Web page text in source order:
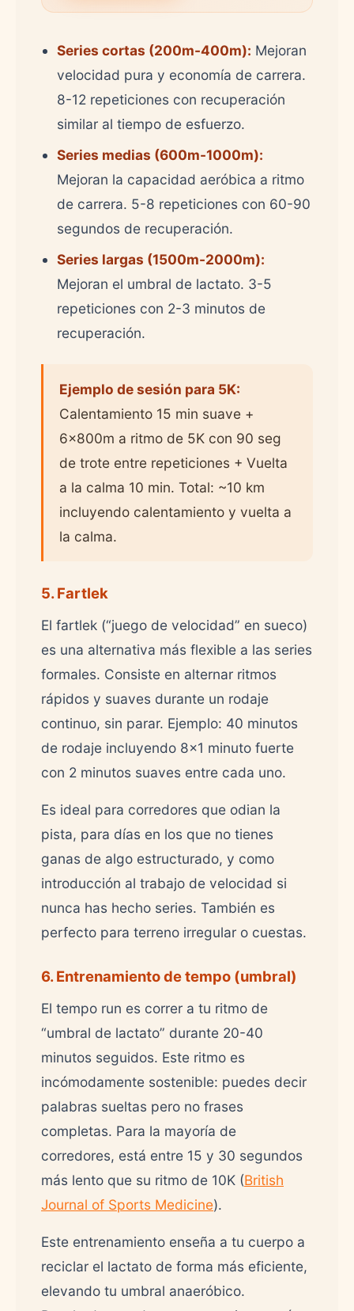
Series cortas (200m-400m): Mejoran
velocidad pura y economía de carrera.
8-12 repeticiones con recuperación
similar al tiempo de esfuerzo.
Series medias (600m-1000m):
Mejoran la capacidad aeróbica a ritmo
de carrera. 5-8 repeticiones con 60-90
segundos de recuperación.
Series largas (1500m-2000m):
Mejoran el umbral de lactato. 3-5
repeticiones con 2-3 minutos de
recuperación.
Ejemplo de sesión para 5K:
Calentamiento 15 min suave +
6x800m a ritmo de 5K con 90 seg
de trote entre repeticiones + Vuelta
a la calma 10 min. Total: ~10 km
incluyendo calentamiento y vuelta a
la calma.
5. Fartlek
El fartlek (“juego de velocidad” en sueco)
es una alternativa más flexible a las series
formales. Consiste en alternar ritmos
rápidos y suaves durante un rodaje
continuo, sin parar. Ejemplo: 40 minutos
de rodaje incluyendo 8x1 minuto fuerte
con 2 minutos suaves entre cada uno.
Es ideal para corredores que odian la
pista, para días en los que no tienes
ganas de algo estructurado, y como
introducción al trabajo de velocidad si
nunca has hecho series. También es
perfecto para terreno irregular o cuestas.
6. Entrenamiento de tempo (umbral)
El tempo run es correr a tu ritmo de
“umbral de lactato” durante 20-40
minutos seguidos. Este ritmo es
incómodamente sostenible: puedes decir
palabras sueltas pero no frases
completas. Para la mayoría de
corredores, está entre 15 y 30 segundos
más lento que su ritmo de 10K (British
Journal of Sports Medicine).
Este entrenamiento enseña a tu cuerpo a
reciclar el lactato de forma más eficiente,
elevando tu umbral anaeróbico.